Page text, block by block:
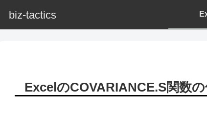
biz-tactics
ExcelのCOVARIANCE.S関数